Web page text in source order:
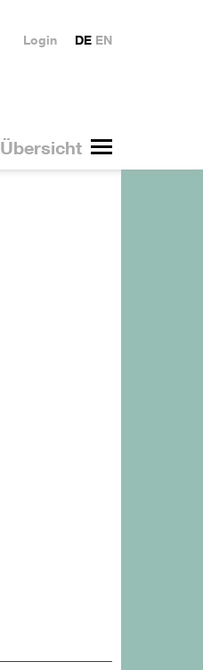
Übersicht
DE EN
Login